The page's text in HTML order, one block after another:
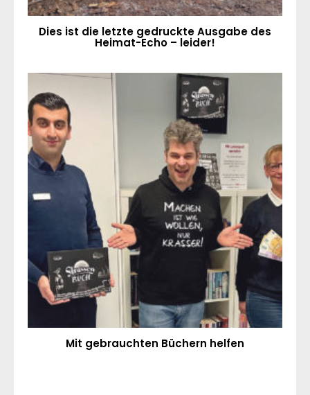
Dies ist die letzte gedruckte Ausgabe des
Heimat-Echo – leider!
Mit gebrauchten Büchern helfen